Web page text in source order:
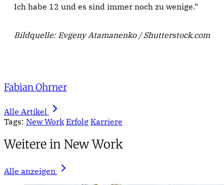
Ich habe 12 und es sind immer noch zu wenige.“
Bildquelle: Evgeny Atamanenko / Shutterstock.com
Fabian Ohrner
Alle Artikel
Tags: New Work Erfolg Karriere
Weitere in New Work
Alle anzeigen